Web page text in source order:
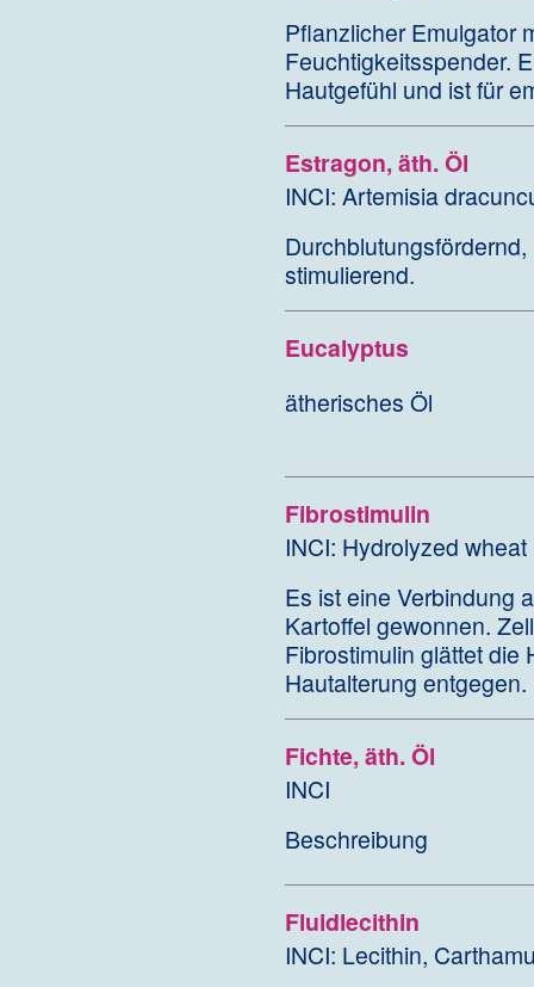
Pflanzlicher Emulgator
Feuchtigkeitsspender.
Hautgefühl und ist für
Estragon, äth. Öl
INCI: Artemisia
stimulierend.
Eucalyptus
ätherisches Öl
Fibrostimulin
INCI: Hydrolyzed wheat
Es ist eine Verbindung
Kartoffel gewonnen.
Fibrostimulin glättet die
Hautalterung entgegen.
Fichte, äth. Öl
INCI
Beschreibung
Fluidlecithin
INCI: Lecithin,